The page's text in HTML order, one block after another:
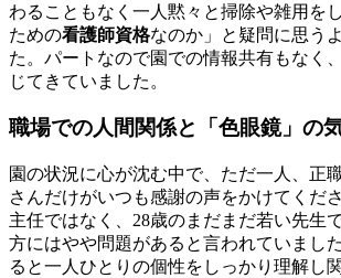
わることもなく一人黙々と掃除や雑用を
ための看護師資格なのか」と疑問に思う
た。パートなので園での情報共有もなく
じてきていました。
職場での人間関係と「色眼鏡」の
園の状況に心が沈む中で、ただ一人、正
さんだけがいつも感謝の声をかけてくだ
主任ではなく、28歳のまだまだ若い先生
方にはやや問題があると言われていまし
ると一人ひとりの個性をしっかり理解し